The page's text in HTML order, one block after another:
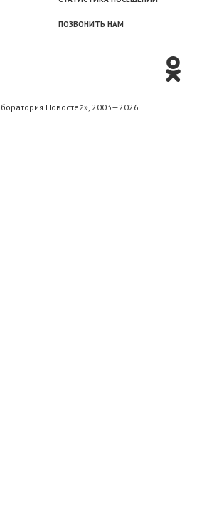
ПОЗВОНИТЬ НАМ
Новоcтей», 2003—2026.